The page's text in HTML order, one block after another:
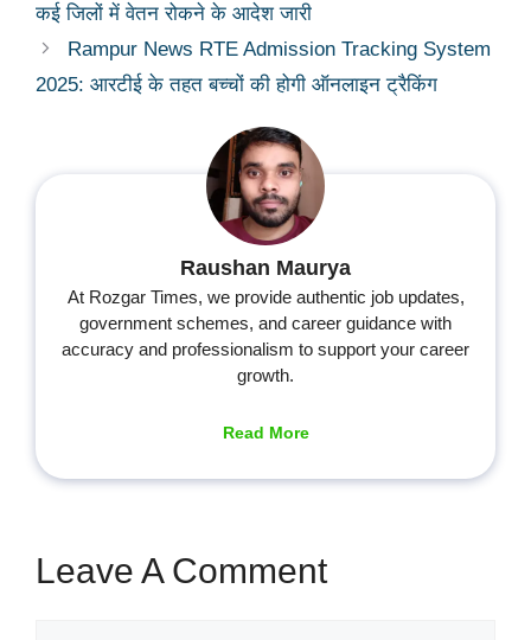
कई जिलों में वेतन रोकने के आदेश जारी
Rampur News RTE Admission Tracking System
2025: आरटीई के तहत बच्चों की होगी ऑनलाइन ट्रैकिंग
Raushan Maurya
At Rozgar Times, we provide authentic job updates,
government schemes, and career guidance with
accuracy and professionalism to support your career
growth.
Read More
Leave A Comment